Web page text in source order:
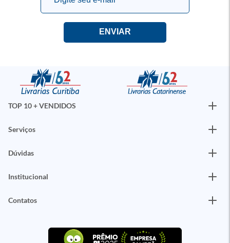
TOP 10 + VENDIDOS
Serviços
Dúvidas
Institucional
Contatos